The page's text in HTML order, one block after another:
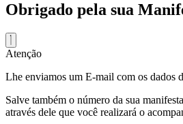
Obrigado pela sua
Atenção
Lhe enviamos um E-mail com os dados
Salve também o número da sua
através dele que você realizará o